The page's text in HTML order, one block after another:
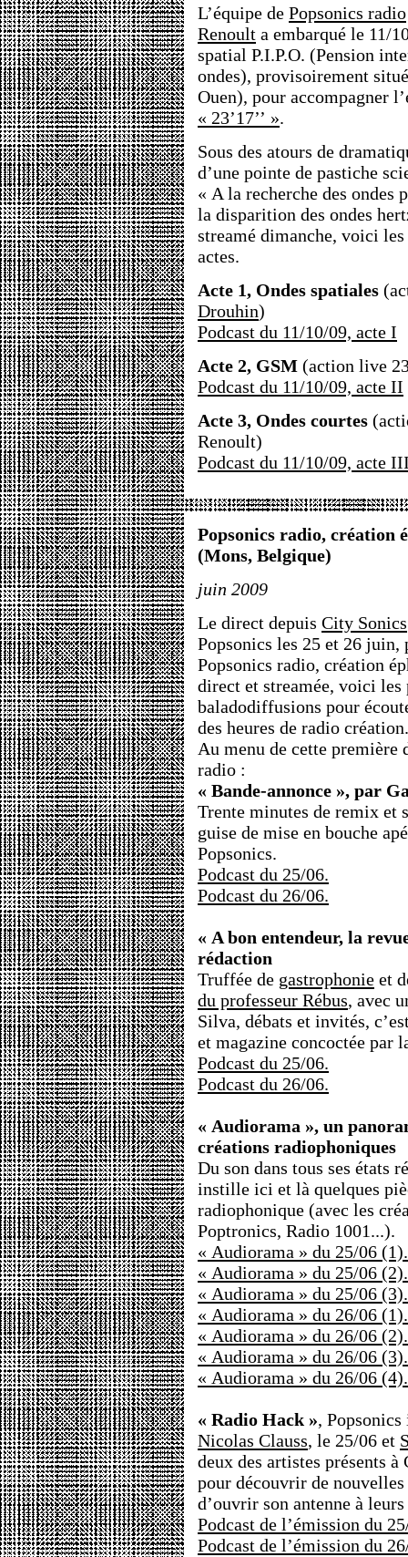
L’équipe de Popsonics radio
Renoult a embarqué le 11/
spatial P.I.P.O. (Pension
ondes), provisoirement
Ouen), pour accompagner
« 23’17’’ ».
Sous des atours de
d’une pointe de pastiche
« A la recherche des ondes
la disparition des ondes
streamé dimanche, voici
actes.
Acte 1, Ondes spatiales
Drouhin)
Podcast du 11/10/09, acte I
Acte 2, GSM (action live
Podcast du 11/10/09, acte II
Acte 3, Ondes courtes
Renoult)
Podcast du 11/10/09, acte
Popsonics radio, création
(Mons, Belgique)
juin 2009
Le direct depuis City Sonics
Popsonics les 25 et 26
Popsonics radio, création
direct et streamée, voici les
baladodiffusions pour
des heures de radio création.
Au menu de cette première
radio :
« Bande-annonce », par
Trente minutes de remix et
guise de mise en bouche
Popsonics.
Podcast du 25/06.
Podcast du 26/06.
« A bon entendeur, la
rédaction
Truffée de gastrophonie et
du professeur Rébus, avec
Silva, débats et invités,
et magazine concoctée par
Podcast du 25/06.
Podcast du 26/06.
« Audiorama », un
créations radiophoniques
Du son dans tous ses états
instille ici et là quelques
radiophonique (avec les
Poptronics, Radio 1001...).
« Audiorama » du 25/06 (1).
« Audiorama » du 25/06 (2).
« Audiorama » du 25/06 (3).
« Audiorama » du 26/06 (1).
« Audiorama » du 26/06 (2).
« Audiorama » du 26/06 (3).
« Audiorama » du 26/06 (4).
« Radio Hack »,
Nicolas Clauss, le 25/06 et
deux des artistes présents
pour découvrir de nouvelles
d’ouvrir son antenne à
Podcast de l’émission du
Podcast de l’émission du